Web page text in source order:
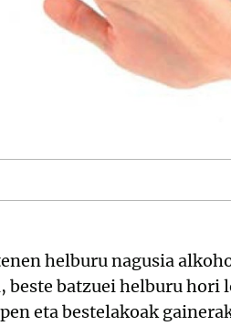
helburu nagusia
beste batzuei helburu
eta bestelakoak